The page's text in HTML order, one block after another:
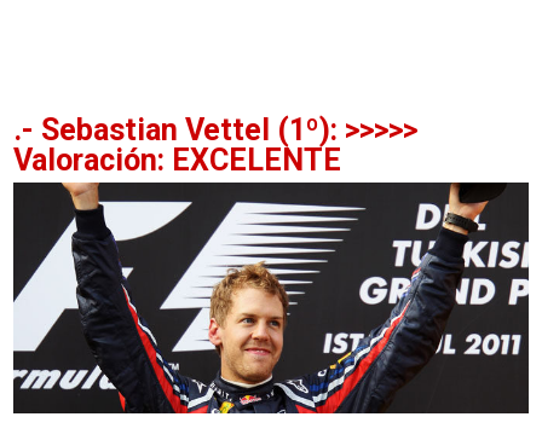
.- Sebastian Vettel (1º): >>>>>
Valoración: EXCELENTE